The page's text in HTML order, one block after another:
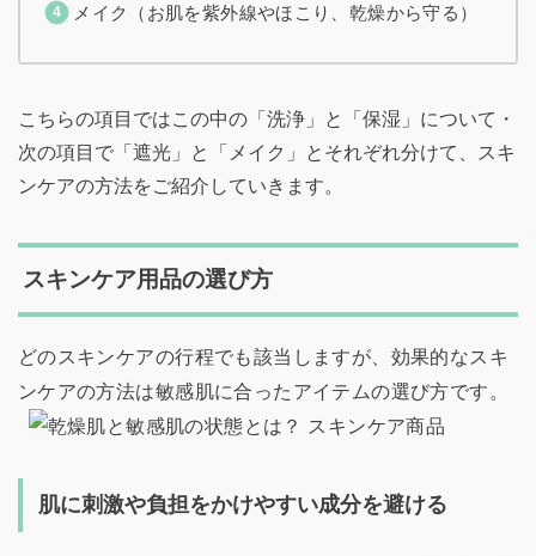
メイク（お肌を紫外線やほこり、乾燥から守る）
こちらの項目ではこの中の「洗浄」と「保湿」について・
次の項目で「遮光」と「メイク」とそれぞれ分けて、スキ
ンケアの方法をご紹介していきます。
スキンケア用品の選び方
どのスキンケアの行程でも該当しますが、効果的なスキ
ンケアの方法は敏感肌に合ったアイテムの選び方です。
肌に刺激や負担をかけやすい成分を避ける